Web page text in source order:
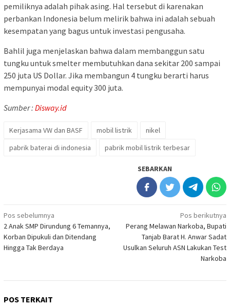
pemiliknya adalah pihak asing. Hal tersebut di karenakan
perbankan Indonesia belum melirik bahwa ini adalah sebuah
kesempatan yang bagus untuk investasi pengusaha.
Bahlil juga menjelaskan bahwa dalam membanggun satu
tungku untuk smelter membutuhkan dana sekitar 200 sampai
250 juta US Dollar. Jika membangun 4 tungku berarti harus
mempunyai modal equity 300 juta.
Sumber : Disway.id
Kerjasama VW dan BASF mobil listrik
nikel
pabrik baterai di indonesia
pabrik mobil listrik terbesar
SEBARKAN
Navigasi
pos
Pos sebelumnya
2 Anak SMP Dirundung 6 Temannya,
Korban Dipukuli dan Ditendang
Hingga Tak Berdaya
Pos berikutnya
Perang Melawan Narkoba, Bupati
Tanjab Barat H. Anwar Sadat
Usulkan Seluruh ASN Lakukan Test
Narkoba
POS TERKAIT